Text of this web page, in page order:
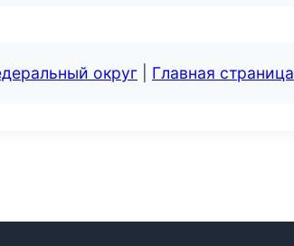
округ Главная страница